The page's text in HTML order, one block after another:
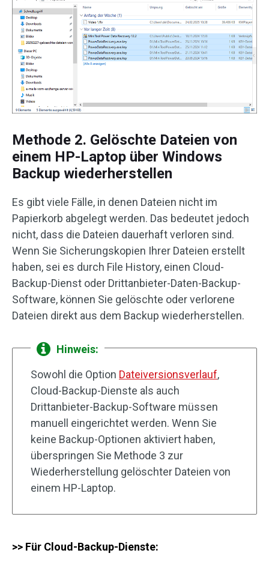
Methode 2. Gelöschte Dateien von
einem HP-Laptop über Windows
Backup wiederherstellen
Es gibt viele Fälle, in denen Dateien nicht im
Papierkorb abgelegt werden. Das bedeutet jedoch
nicht, dass die Dateien dauerhaft verloren sind.
Wenn Sie Sicherungskopien Ihrer Dateien erstellt
haben, sei es durch File History, einen Cloud-
Backup-Dienst oder Drittanbieter-Daten-Backup-
Software, können Sie gelöschte oder verlorene
Dateien direkt aus dem Backup wiederherstellen.
Hinweis:
Sowohl die Option Dateiversionsverlauf,
Cloud-Backup-Dienste als auch
Drittanbieter-Backup-Software müssen
manuell eingerichtet werden. Wenn Sie
keine Backup-Optionen aktiviert haben,
überspringen Sie Methode 3 zur
Wiederherstellung gelöschter Dateien von
einem HP-Laptop.
>> Für Cloud-Backup-Dienste: